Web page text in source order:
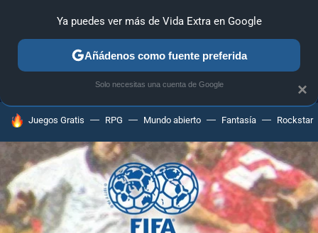
MENÚ NUEVO
GUÍAS Y TRUCOS PC SONY
HOY SE HABLA DE
Juegos Gratis RPG Mundo abierto Fantasía Rockstar
×
Ya puedes ver más de Vida Extra en Google
Añádenos como fuente preferida
Solo necesitas una cuenta de Google